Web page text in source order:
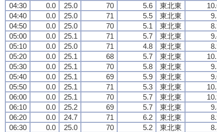
04:30
0.0 25.0 70 5.6 東北東
04:40
0.0 25.0 71 5.5 東北東
04:50
0.0 25.0 70 5.1 東北東
05:00
0.0 25.1 71 5.7 東北東
05:10
0.0 25.0 71 4.8 東北東
05:20
0.0 25.1 68 5.7 東北東
05:30
0.0 25.1 70 5.8 東北東
05:40
0.0 25.1 69 5.9 東北東
05:50
0.0 25.1 71 5.3 東北東
06:00
0.0 25.1 70 5.7 東北東
06:10
0.0 25.2 69 5.7 東北東
06:20
0.0 24.7 71 6.2 東北東
06:30
0.0 25.0 70 5.2 東北東